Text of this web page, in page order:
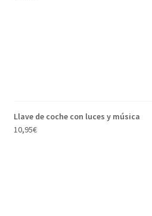
Llave de coche con luces y música
10,95€